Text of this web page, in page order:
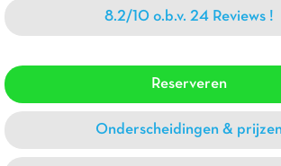
8.2/10 o.b.v. 24 Reviews !
Reserveren
Onderscheidingen &